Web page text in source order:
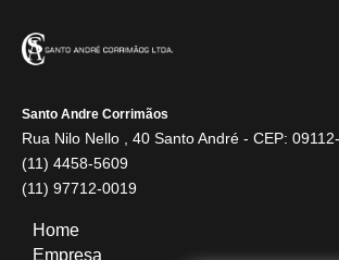
Santo Andre Corrimãos
Rua Nilo Nello , 40 Santo André - CEP:
(11) 4458-5609
(11) 97712-0019
Home
Empresa